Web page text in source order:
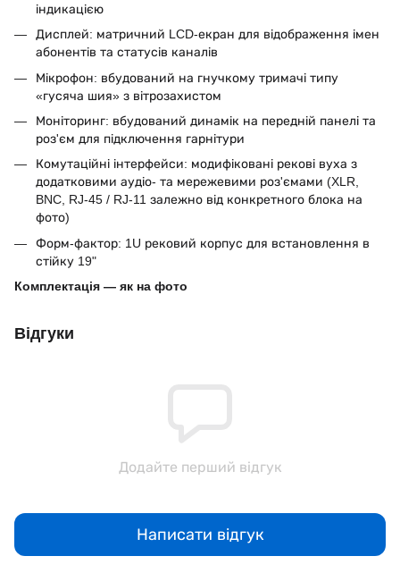
індикацією
Дисплей: матричний LCD-екран для відображення імен
абонентів та статусів каналів
Мікрофон: вбудований на гнучкому тримачі типу
«гусяча шия» з вітрозахистом
Моніторинг: вбудований динамік на передній панелі та
роз'єм для підключення гарнітури
Комутаційні інтерфейси: модифіковані рекові вуха з
додатковими аудіо- та мережевими роз'ємами (XLR,
BNC, RJ-45 / RJ-11 залежно від конкретного блока на
фото)
Форм-фактор: 1U рековий корпус для встановлення в
стійку 19"
Комплектація — як на фото
Відгуки
Додайте перший відгук
Написати відгук